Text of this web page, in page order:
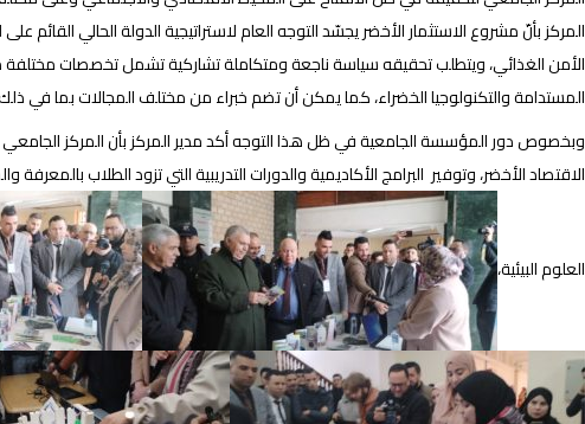
المركز بأنّ مشروع الاستثمار الأخضر يجسّد التوجه العام لاستراتيجية الدولة الحالي
الأمن الغذائي، ويتطلب تحقيقه سياسة ناجعة ومتكاملة تشاركية تشمل تخصصات مختلفة مثل
المستدامة والتكنولوجيا الخضراء، كما يمكن أن تضم خبراء من مختلف المجالات بما في
وبخصوص دور المؤسسة الجامعية في ظل هذا التوجه أكد مدير المركز بأن المركز
الاقتصاد الأخضر، وتوفير البرامج الأكاديمية والدورات التدريبية التي تزود الطلاب
العلوم البيئية،